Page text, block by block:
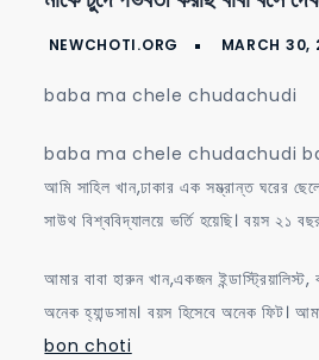
চুদে
গর্ভবতী
বসে
দেখছে
baba ma chele chudachudi
baba ma chele chudachudi
আমি সাহিল খান,ঢাকার এক সম্ভ্রান্ত ঘরের
সাউথ বিশ্ববিদ্যালয়ে ভর্তি হয়েছি। বয়স ২১
আমার বাবা হারুন খান,একজন
অনেক হ্যান্ডসাম। বয়স হিসেবে অনেক ফিট।
bon choti